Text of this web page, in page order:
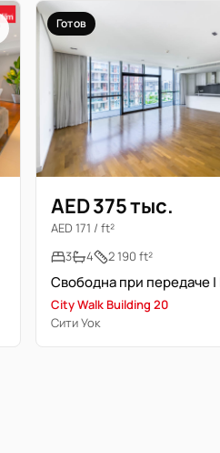
Готов
AED 375 тыс.
AED 171 / ft²
3
4 2 190 ft²
City Walk Building 20
Сити Уок